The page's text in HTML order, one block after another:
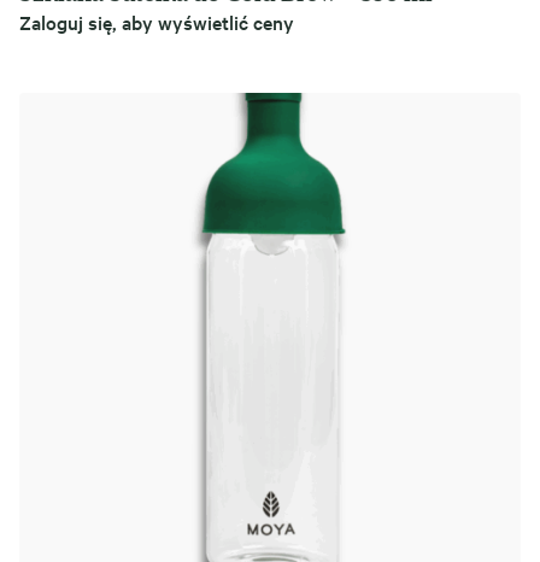
Zaloguj się, aby wyświetlić ceny